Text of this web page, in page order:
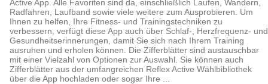
Active App. Alle Favoriten sind da, einschließlich Laufen, Wandern,
Radfahren, Laufband sowie viele weitere zum Ausprobieren. Um
Ihnen zu helfen, Ihre Fitness- und Trainingstechniken zu
verbessern, verfügt diese App auch über Schlaf-, Herzfrequenz- und
Gesundheitserinnerungen, damit Sie sich nach Ihrem Training
ausruhen und erholen können. Die Zifferblätter sind austauschbar
mit einer Vielzahl von Optionen zur Auswahl. Sie können auch
Zifferblätter aus der umfangreichen Reflex Active Wählbibliothek
über die App hochladen oder sogar Ihre ...